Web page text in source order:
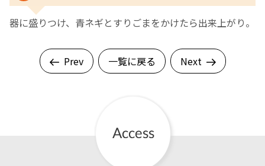
器に盛りつけ、青ネギとすりごまをかけたら出来上がり。
Prev 一覧に戻る Next